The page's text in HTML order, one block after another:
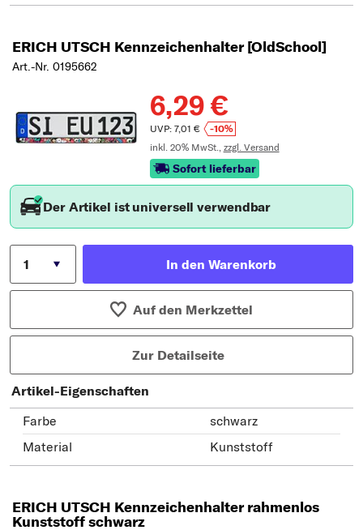
ERICH UTSCH Kennzeichenhalter [OldSchool]
Art.-Nr. 0195662
6,29 €
UVP: 7,01 €
-10%
inkl. 20% MwSt., zzgl. Versand
Sofort lieferbar
Der Artikel ist universell verwendbar
In den Warenkorb
Auf den Merkzettel
Zur Detailseite
Artikel-Eigenschaften
Farbe
schwarz
Material
Kunststoff
ERICH UTSCH Kennzeichenhalter rahmenlos
Kunststoff schwarz